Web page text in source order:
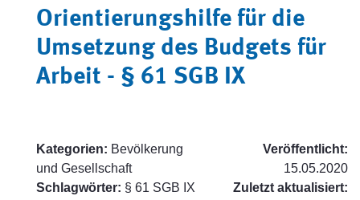
Orientierungshilfe für die
Umsetzung des Budgets für
Arbeit - § 61 SGB IX
Kategorien: Bevölkerung
und Gesellschaft
Schlagwörter: § 61 SGB IX
Veröffentlicht:
15.05.2020
Zuletzt aktualisiert: